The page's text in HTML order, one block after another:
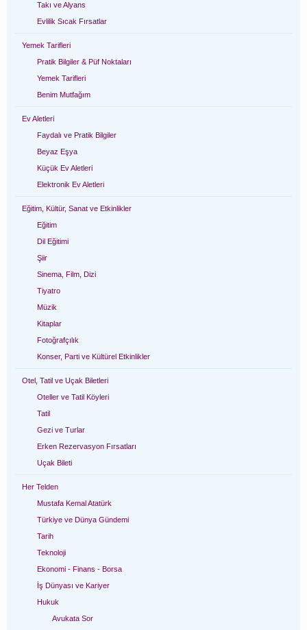
Takı ve Alyans
Evlilik Sıcak Fırsatlar
Yemek Tarifleri
Pratik Bilgiler & Püf Noktaları
Yemek Tarifleri
Benim Mutfağım
Ev Aletleri
Faydalı ve Pratik Bilgiler
Beyaz Eşya
Küçük Ev Aletleri
Elektronik Ev Aletleri
Eğitim, Kültür, Sanat ve Etkinlikler
Eğitim
Dil Eğitimi
Şiir
Sinema, Film, Dizi
Tiyatro
Müzik
Kitaplar
Fotoğrafçılık
Konser, Parti ve Kültürel Etkinlikler
Otel, Tatil ve Uçak Biletleri
Oteller ve Tatil Köyleri
Tatil
Gezi ve Turlar
Erken Rezervasyon Fırsatları
Uçak Bileti
Her Telden
Mustafa Kemal Atatürk
Türkiye ve Dünya Gündemi
Tarih
Teknoloji
Ekonomi - Finans - Borsa
İş Dünyası ve Kariyer
Hukuk
Avukata Sor